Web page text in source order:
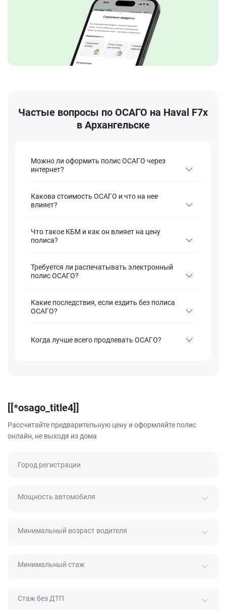
Частые вопросы по ОСАГО на Haval F7x
в Архангельске
Можно ли оформить полис ОСАГО через
интернет?
Какова стоимость ОСАГО и что на нее
влияет?
Что такое КБМ и как он влияет на цену
полиса?
Требуется ли распечатывать электронный
полис ОСАГО?
Какие последствия, если ездить без полиса
ОСАГО?
Когда лучше всего продлевать ОСАГО?
[[*osago_title4]]
Рассчитайте предварительную цену и оформляйте полис
онлайн, не выходя из дома
Город регистрации
Мощность автомобиля
Минимальный возраст водителя
Минимальный стаж
Стаж без ДТП